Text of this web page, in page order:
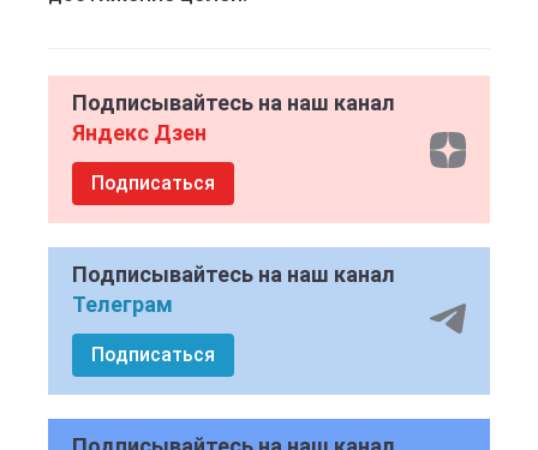
Подписывайтесь на наш канал
Яндекс Дзен
Подписаться
Подписывайтесь на наш канал
Телеграм
Подписаться